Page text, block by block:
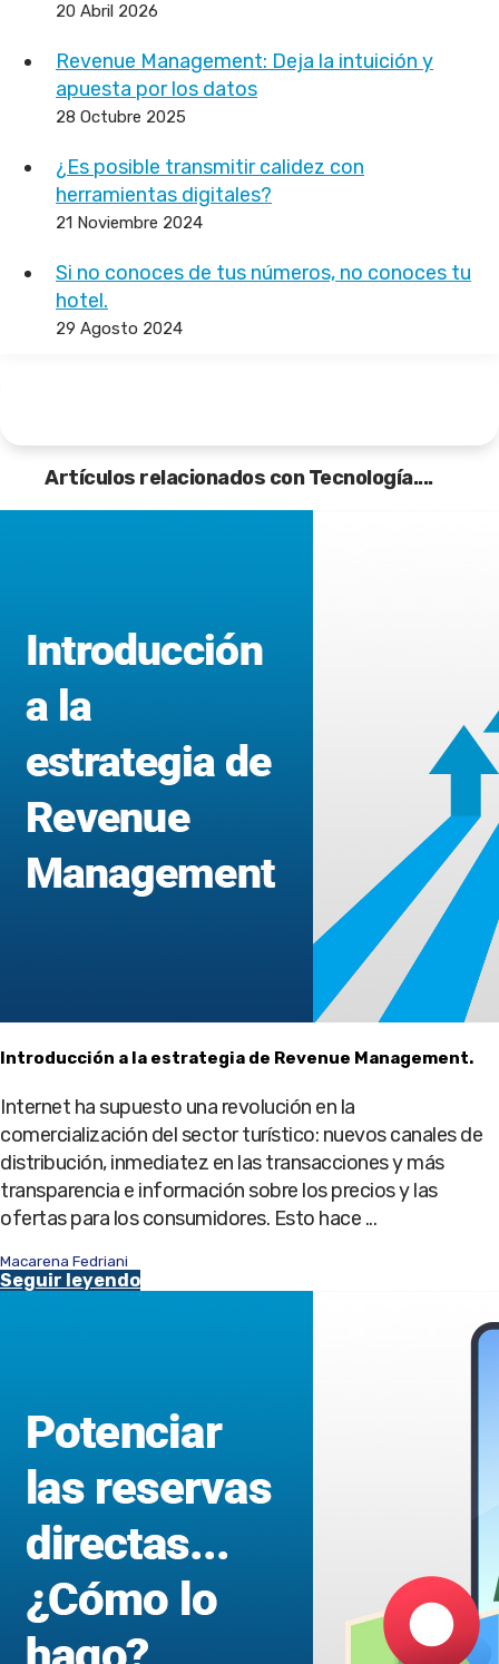
20 Abril 2026
Revenue Management: Deja la intuición y
apuesta por los datos
28 Octubre 2025
¿Es posible transmitir calidez con
herramientas digitales?
21 Noviembre 2024
Si no conoces de tus números, no conoces tu
hotel.
29 Agosto 2024
Artículos relacionados con Tecnología....
Introducción a la estrategia de Revenue Management.
Internet ha supuesto una revolución en la
comercialización del sector turístico: nuevos canales de
distribución, inmediatez en las transacciones y más
transparencia e información sobre los precios y las
ofertas para los consumidores. Esto hace ...
Macarena Fedriani
Seguir leyendo